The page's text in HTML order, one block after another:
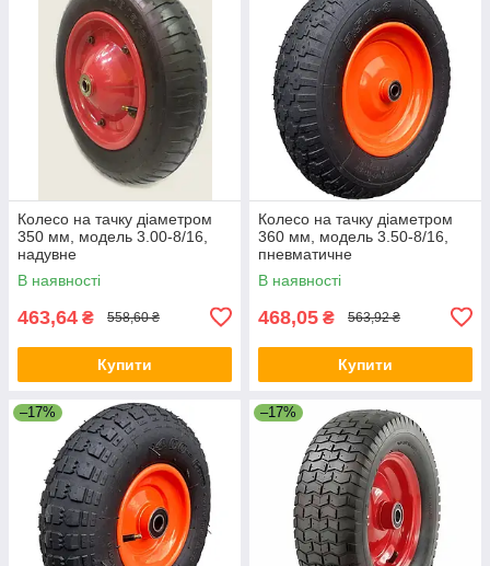
Колесо на тачку діаметром
350 мм, модель 3.00-8/16,
надувне
В наявності
463,64 ₴ 558,60 ₴
Купити
Колесо на тачку діаметром
360 мм, модель 3.50-8/16,
пневматичне
В наявності
468,05 ₴ 563,92 ₴
Купити
–17% –17%